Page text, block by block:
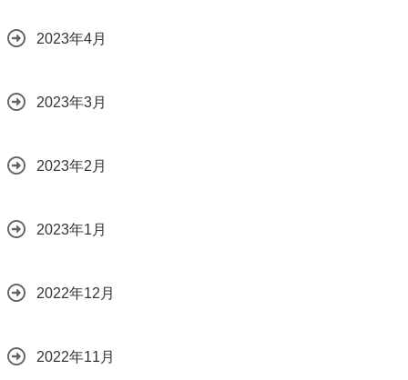
2023年4月
2023年3月
2023年2月
2023年1月
2022年12月
2022年11月